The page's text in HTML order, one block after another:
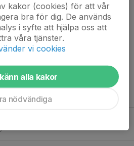
kakor (cookies) för att vår
bra för dig. De används
i syfte att hjälpa oss att
våra tjänster.
vi cookies
alla kakor
nödvändiga